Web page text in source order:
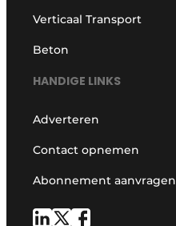
Verticaal Transport
Beton
HANDIGE LINKS
Adverteren
Contact opnemen
Abonnement aanvragen